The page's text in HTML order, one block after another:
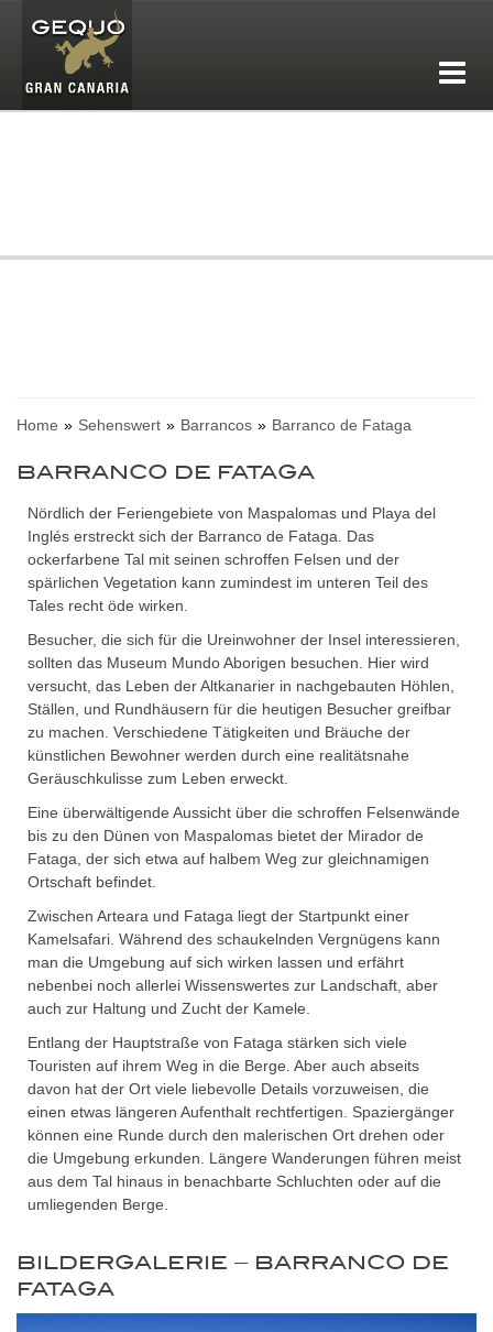
Home Sehenswert Barrancos Barranco de Fataga
BARRANCO DE FATAGA
Nördlich der Feriengebiete von Maspalomas und Playa del
Inglés erstreckt sich der Barranco de Fataga. Das
ockerfarbene Tal mit seinen schroffen Felsen und der
spärlichen Vegetation kann zumindest im unteren Teil des
Tales recht öde wirken.
Besucher, die sich für die Ureinwohner der Insel interessieren,
sollten das Museum Mundo Aborigen besuchen. Hier wird
versucht, das Leben der Altkanarier in nachgebauten Höhlen,
Ställen, und Rundhäusern für die heutigen Besucher greifbar
zu machen. Verschiedene Tätigkeiten und Bräuche der
künstlichen Bewohner werden durch eine realitätsnahe
Geräuschkulisse zum Leben erweckt.
Eine überwältigende Aussicht über die schroffen Felsenwände
bis zu den Dünen von Maspalomas bietet der Mirador de
Fataga, der sich etwa auf halbem Weg zur gleichnamigen
Ortschaft befindet.
Zwischen Arteara und Fataga liegt der Startpunkt einer
Kamelsafari. Während des schaukelnden Vergnügens kann
man die Umgebung auf sich wirken lassen und erfährt
nebenbei noch allerlei Wissenswertes zur Landschaft, aber
auch zur Haltung und Zucht der Kamele.
Entlang der Hauptstraße von Fataga stärken sich viele
Touristen auf ihrem Weg in die Berge. Aber auch abseits
davon hat der Ort viele liebevolle Details vorzuweisen, die
einen etwas längeren Aufenthalt rechtfertigen. Spaziergänger
können eine Runde durch den malerischen Ort drehen oder
die Umgebung erkunden. Längere Wanderungen führen meist
aus dem Tal hinaus in benachbarte Schluchten oder auf die
umliegenden Berge.
BILDERGALERIE – BARRANCO DE
FATAGA